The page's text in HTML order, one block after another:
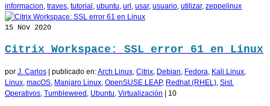
informacion traves tutorial ubuntu url usar, usuario utilizar, zeppelinux
15 Nov 2020
Citrix Workspace: SSL error 61 en Linux
por J. Carlos | publicado en:Arch Linux Citrix Debian Fedora Kali Linux
Linux macOS Manjaro Linux OpenSUSE LEAP, Redhat (RHEL) Sist.
Operativos Tumbleweed Ubuntu Virtualización | 10